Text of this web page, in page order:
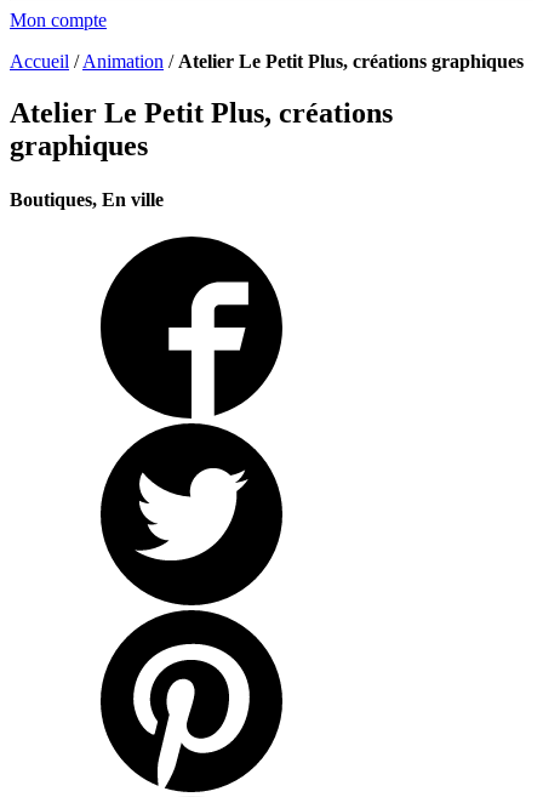
Mon compte
Accueil /Animation /Atelier Le Petit Plus, créations graphiques
Atelier Le Petit Plus, créations
graphiques
Boutiques, En ville